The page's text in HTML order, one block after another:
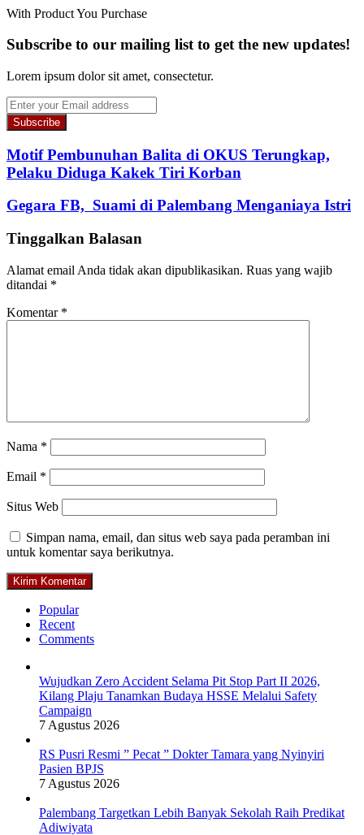
With Product You Purchase
Subscribe to our mailing list to get the new updates!
Lorem ipsum dolor sit amet, consectetur.
Enter
your
Email
address
Motif Pembunuhan Balita di OKUS Terungkap,
Pelaku Diduga Kakek Tiri Korban
Gegara FB, Suami di Palembang Menganiaya Istri
Tinggalkan Balasan
Alamat email Anda tidak akan dipublikasikan. Ruas yang wajib
ditandai *
Komentar *
Nama *
Email *
Situs Web
Simpan nama, email, dan situs web saya pada peramban ini
untuk komentar saya berikutnya.
Popular
Recent
Comments
Wujudkan Zero Accident Selama Pit Stop Part II 2026,
Kilang Plaju Tanamkan Budaya HSSE Melalui Safety
Campaign
7 Agustus 2026
RS Pusri Resmi ” Pecat ” Dokter Tamara yang Nyinyiri
Pasien BPJS
7 Agustus 2026
Palembang Targetkan Lebih Banyak Sekolah Raih Predikat
Adiwiyata